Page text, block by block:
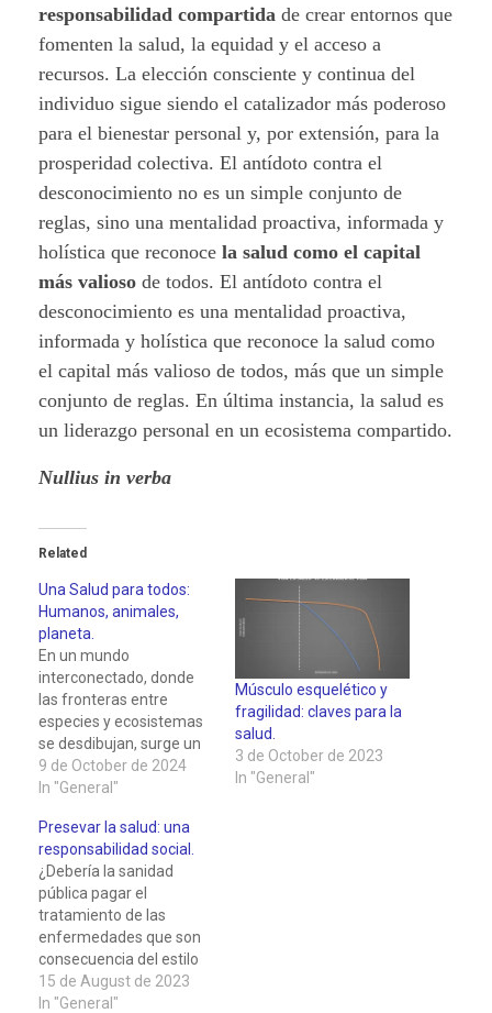
responsabilidad compartida de crear entornos que
fomenten la salud, la equidad y el acceso a
recursos. La elección consciente y continua del
individuo sigue siendo el catalizador más poderoso
para el bienestar personal y, por extensión, para la
prosperidad colectiva. El antídoto contra el
desconocimiento no es un simple conjunto de
reglas, sino una mentalidad proactiva, informada y
holística que reconoce la salud como el capital
más valioso de todos. El antídoto contra el
desconocimiento es una mentalidad proactiva,
informada y holística que reconoce la salud como
el capital más valioso de todos, más que un simple
conjunto de reglas. En última instancia, la salud es
un liderazgo personal en un ecosistema compartido.
Nullius in verba
Related
Una Salud para todos:
Humanos, animales,
planeta.
En un mundo
interconectado, donde
las fronteras entre
especies y ecosistemas
se desdibujan, surge un
paradigma
revolucionario en el
Health" o "Una Salud".
Este enfoque holístico
reconoce la red de
relaciones que existe
entre la salud humana,
animal y ambiental,
proponiendo una visión
integrada para…
9 de October de 2024
In "General"
Músculo esquelético y
fragilidad: claves para la
salud.
3 de October de 2023
In "General"
Presevar la salud: una
responsabilidad social.
¿Debería la sanidad
pública pagar el
tratamiento de las
enfermedades que son
consecuencia del estilo
de vida? El estilo de vida
es el conjunto de hábitos
15 de August de 2023
In "General"